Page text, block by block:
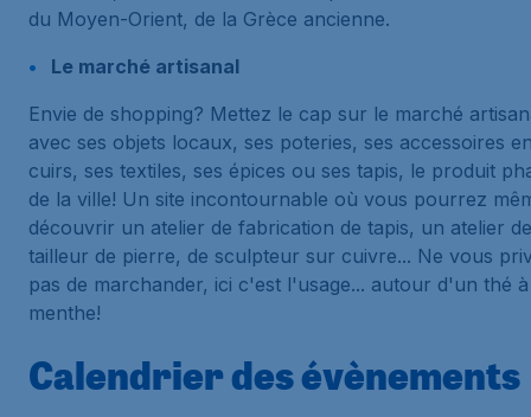
du Moyen-Orient, de la Grèce ancienne.
Le marché artisanal
Envie de shopping? Mettez le cap sur le marché
avec ses objets locaux, ses poteries, ses accessoires
cuirs, ses textiles, ses épices ou ses tapis, le produit
de la ville! Un site incontournable où vous pourrez
découvrir un atelier de fabrication de tapis, un atelier de
tailleur de pierre, de sculpteur sur cuivre... Ne vous
pas de marchander, ici c'est l'usage... autour d'un thé
menthe!
Calendrier des évènements